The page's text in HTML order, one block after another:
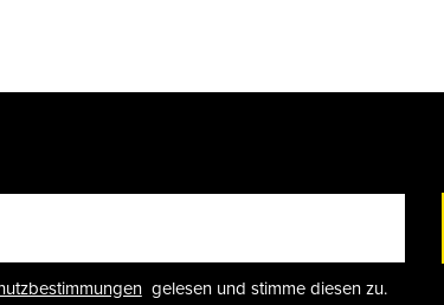
gelesen und stimme diesen zu.